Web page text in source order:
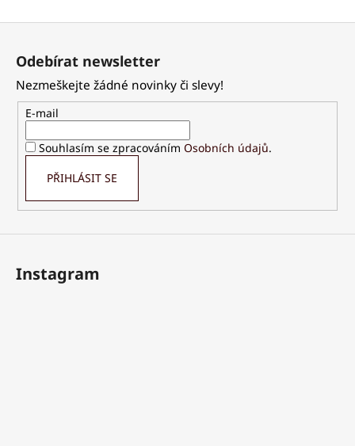
229
Z
Odebírat newsletter
Nezmeškejte žádné novinky či slevy!
E-mail
Souhlasím se zpracováním Osobních údajů.
PŘIHLÁSIT SE
Instagram